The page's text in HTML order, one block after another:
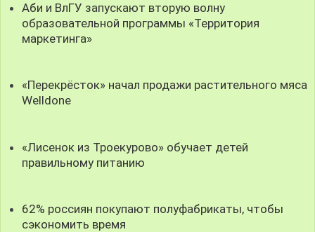
Аби и ВлГУ запускают вторую волну
образовательной программы «Территория
маркетинга»
«Перекрёсток» начал продажи растительного мяса
Welldone
«Лисенок из Троекурово» обучает детей
правильному питанию
62% россиян покупают полуфабрикаты, чтобы
сэкономить время